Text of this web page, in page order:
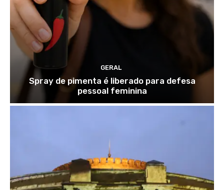
GERAL
Spray de pimenta é liberado para defesa
pessoal feminina